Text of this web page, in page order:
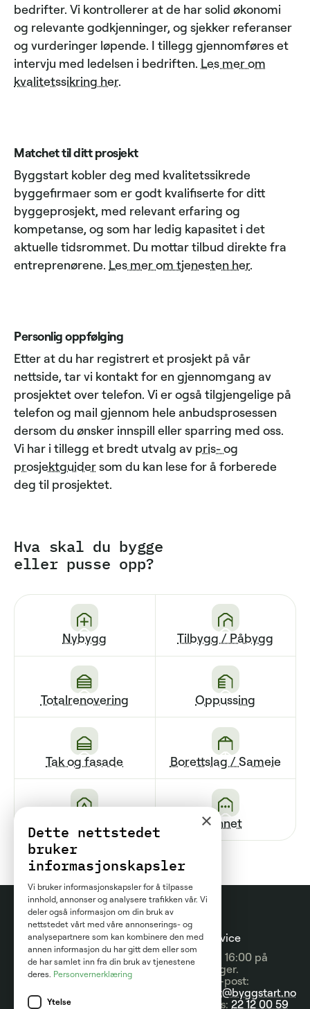
bedrifter. Vi kontrollerer at de har solid økonomi
og relevante godkjenninger, og sjekker referanser
og vurderinger løpende. I tillegg gjennomføres et
intervju med ledelsen i bedriften. Les mer om
kvalitetssikring her.
Matchet til ditt prosjekt
Byggstart kobler deg med kvalitetssikrede
byggefirmaer som er godt kvalifiserte for ditt
byggeprosjekt, med relevant erfaring og
kompetanse, og som har ledig kapasitet i det
aktuelle tidsrommet. Du mottar tilbud direkte fra
entreprenørene. Les mer om tjenesten her.
Personlig oppfølging
Etter at du har registrert et prosjekt på vår
nettside, tar vi kontakt for en gjennomgang av
prosjektet over telefon. Vi er også tilgjengelige på
telefon og mail gjennom hele anbudsprosessen
dersom du ønsker innspill eller sparring med oss.
Vi har i tillegg et bredt utvalg av pris- og
prosjektguidersom du kan lese for å forberede
deg til prosjektet.
Hva skal du bygge
eller pusse opp?
Nybygg Tilbygg / Påbygg
Totalrenovering Oppussing
Tak og fasade Borettslag / Sameie
Annet
Prosjektguider
Prisguider
Artikler
Nyheter
For
entreprenører
Om tjenesten
Kundeservice
09:00 - 16:00 på
hverdager.
Send e-post:
kontakt@byggstart.no
Ring oss: 22 12 00 59
×
Dette nettstedet
bruker
informasjonskapsler
Vi bruker informasjonskapsler for å tilpasse
innhold, annonser og analysere trafikken vår. Vi
deler også informasjon om din bruk av
nettstedet vårt med våre annonserings- og
analysepartnere som kan kombinere den med
annen informasjon du har gitt dem eller som
de har samlet inn fra din bruk av tjenestene
deres. Personvernerklæring
Ytelse